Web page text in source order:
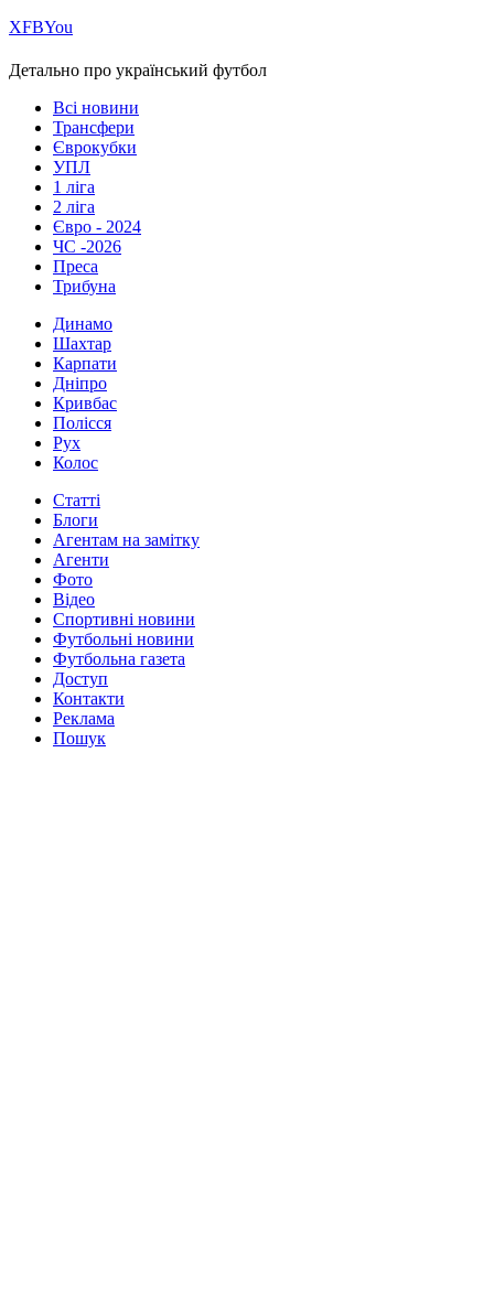
ХFBYou
Детально про український футбол
Всі новини
Трансфери
Єврокубки
УПЛ
1 ліга
2 ліга
Євро - 2024
ЧС -2026
Преса
Трибуна
Динамо
Шахтар
Карпати
Дніпро
Кривбас
Полісся
Рух
Колос
Статті
Блоги
Агентам на замітку
Агенти
Фото
Відео
Спортивні новини
Футбольні новини
Футбольна газета
Доступ
Контакти
Реклама
Пошук